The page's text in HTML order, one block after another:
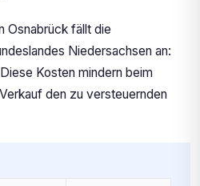
Osnabrück fällt die
Niedersachsen an:
Kosten mindern beim
den zu versteuernden